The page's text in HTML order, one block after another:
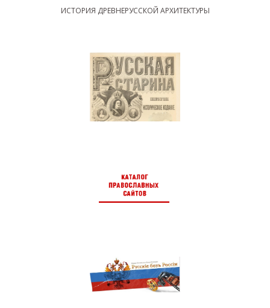
ИСТОРИЯ ДРЕВНЕРУССКОЙ АРХИТЕКТУРЫ